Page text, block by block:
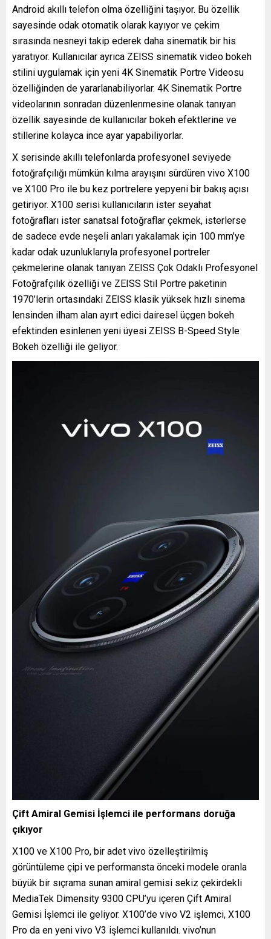
Android akıllı telefon olma özelliğini taşıyor. Bu özellik
sayesinde odak otomatik olarak kayıyor ve çekim
sırasında nesneyi takip ederek daha sinematik bir his
yaratıyor. Kullanıcılar ayrıca ZEISS sinematik video bokeh
stilini uygulamak için yeni 4K Sinematik Portre Videosu
özelliğinden de yararlanabiliyorlar. 4K Sinematik Portre
videolarının sonradan düzenlenmesine olanak tanıyan
özellik sayesinde de kullanıcılar bokeh efektlerine ve
stillerine kolayca ince ayar yapabiliyorlar.
X serisinde akıllı telefonlarda profesyonel seviyede
fotoğrafçılığı mümkün kılma arayışını sürdüren vivo X100
ve X100 Pro ile bu kez portrelere yepyeni bir bakış açısı
getiriyor. X100 serisi kullanıcıların ister seyahat
fotoğrafları ister sanatsal fotoğraflar çekmek, isterlerse
de sadece evde neşeli anları yakalamak için 100 mm’ye
kadar odak uzunluklarıyla profesyonel portreler
çekmelerine olanak tanıyan ZEISS Çok Odaklı Profesyonel
Fotoğrafçılık özelliği ve ZEISS Stil Portre paketinin
1970’lerin ortasındaki ZEISS klasik yüksek hızlı sinema
lensinden ilham alan ayırt edici dairesel üçgen bokeh
efektinden esinlenen yeni üyesi ZEISS B-Speed Style
Bokeh özelliği ile geliyor.
Çift Amiral Gemisi İşlemci ile performans doruğa
çıkıyor
X100 ve X100 Pro, bir adet vivo özelleştirilmiş
görüntüleme çipi ve performansta önceki modele oranla
büyük bir sıçrama sunan amiral gemisi sekiz çekirdekli
MediaTek Dimensity 9300 CPU’yu içeren Çift Amiral
Gemisi İşlemci ile geliyor. X100’de vivo V2 işlemci, X100
Pro da en yeni vivo V3 işlemci kullanıldı. vivo’nun